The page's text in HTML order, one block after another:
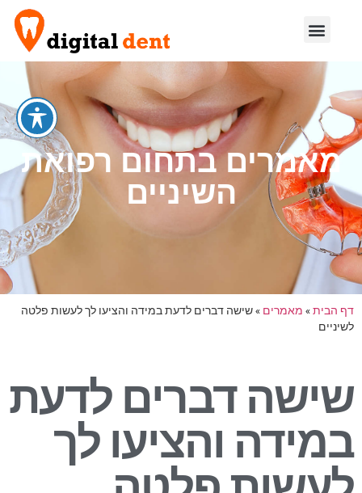
מאמרים בתחום רפואת
השיניים
דף הבית» מאמרים »שישה דברים לדעת במידה והציעו לך לעשות פלטה
לשיניים
שישה דברים לדעת
במידה והציעו לך